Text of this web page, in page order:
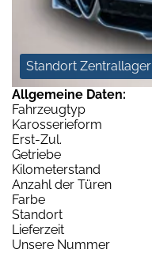
Standort Zentrallager
Allgemeine Daten:
Fahrzeugtyp
Karosserieform
Erst-Zul.
Getriebe
Kilometerstand
Anzahl der Türen
Farbe
Standort
Lieferzeit
Unsere Nummer